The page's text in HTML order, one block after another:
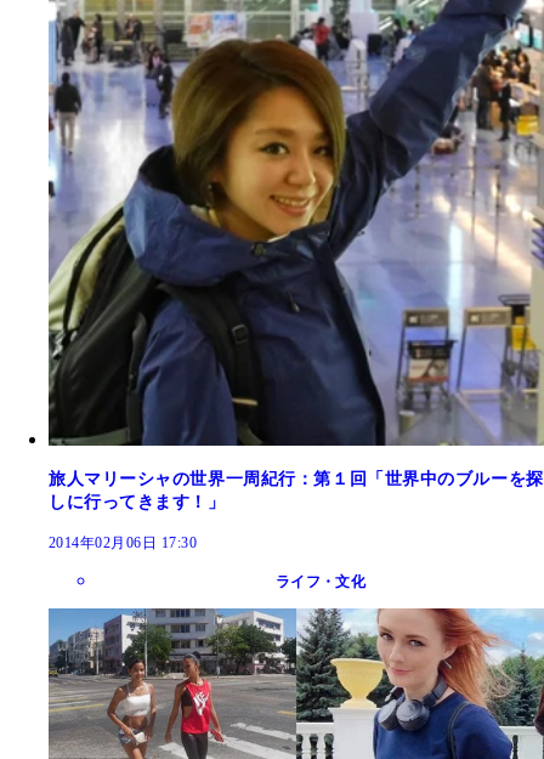
旅人マリーシャの世界一周紀行：第１回「世界中のブルーを探
しに行ってきます！」
2014年02月06日 17:30
ライフ・文化